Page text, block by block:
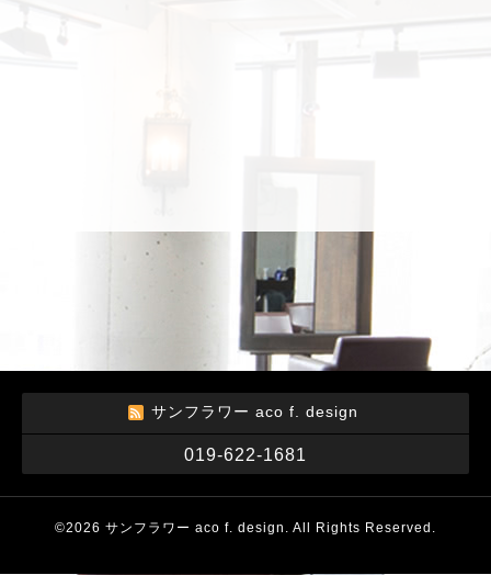
サンフラワー aco f. design
019-622-1681
©2026 サンフラワー aco f. design . All Rights Reserved.